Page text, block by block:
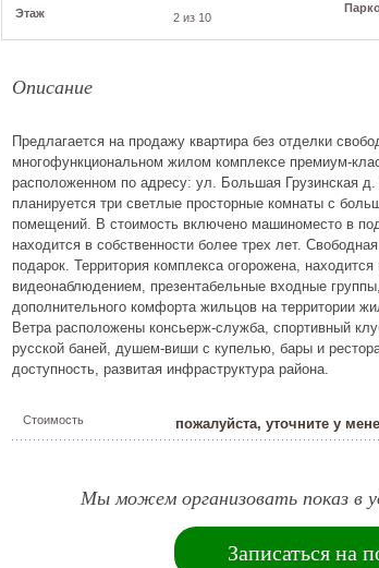
Этаж 2 из 10
Описание
Предлагается на продажу квартира без отделки
многофункциональном жилом комплексе премиум-
расположенном по адресу: ул. Большая Грузинская
планируется три светлые просторные комнаты с
помещений. В стоимость включено машиноместо в
находится в собственности более трех лет.
подарок. Территория комплекса огорожена,
видеонаблюдением, презентабельные входные
дополнительного комфорта жильцов на территории
Ветра расположены консьерж-служба, спортивный
русской баней, душем-виши с купелью, бары и
доступность, развитая инфраструктура района.
Стоимость пожалуйста, уточните у
Мы можем организовать показ в
Записаться на